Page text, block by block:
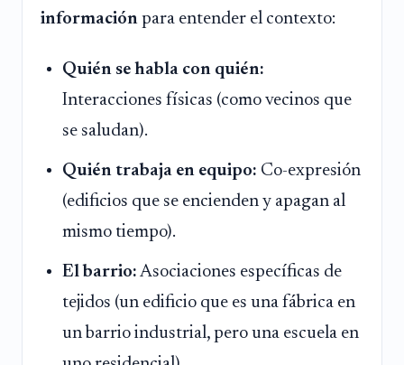
información para entender el contexto:
Quién se habla con quién:
Interacciones físicas (como vecinos que
se saludan).
Quién trabaja en equipo: Co-expresión
(edificios que se encienden y apagan al
mismo tiempo).
El barrio: Asociaciones específicas de
tejidos (un edificio que es una fábrica en
un barrio industrial, pero una escuela en